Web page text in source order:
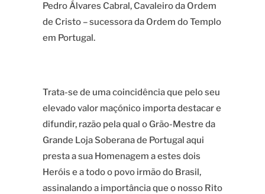
Pedro Álvares Cabral, Cavaleiro da Ordem
de Cristo –sucessora da Ordem do Templo
em Portugal.
Trata-se de uma coincidência que pelo seu
elevado valor maçónico importa destacar e
difundir, razão pela qual o Grão-Mestre da
Grande Loja Soberana de Portugal aqui
presta a sua Homenagem a estes dois
Heróis e a todo o povo irmão do Brasil,
assinalando a importância que o nosso Rito